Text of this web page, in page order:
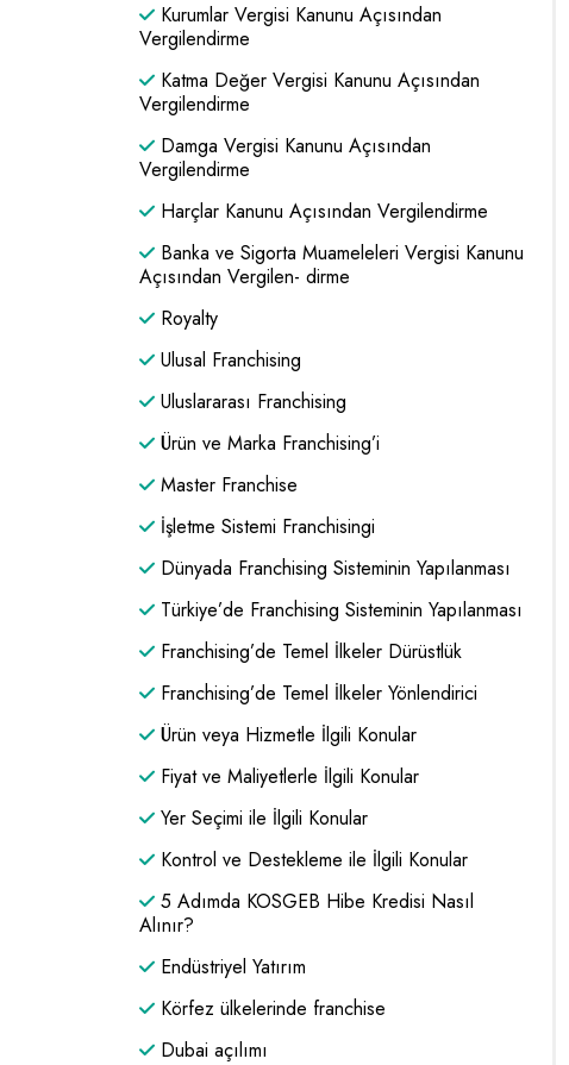
Kurumlar Vergisi Kanunu Açısından
Vergilendirme
Katma Değer Vergisi Kanunu Açısından
Vergilendirme
Damga Vergisi Kanunu Açısından
Vergilendirme
Harçlar Kanunu Açısından Vergilendirme
Banka ve Sigorta Muameleleri Vergisi Kanunu
Açısından Vergilen- dirme
Royalty
Ulusal Franchising
Uluslararası Franchising
Ürün ve Marka Franchising’i
Master Franchise
İşletme Sistemi Franchisingi
Dünyada Franchising Sisteminin Yapılanması
Türkiye’de Franchising Sisteminin Yapılanması
Franchising’de Temel İlkeler Dürüstlük
Franchising’de Temel İlkeler Yönlendirici
Ürün veya Hizmetle İlgili Konular
Fiyat ve Maliyetlerle İlgili Konular
Yer Seçimi ile İlgili Konular
Kontrol ve Destekleme ile İlgili Konular
5 Adımda KOSGEB Hibe Kredisi Nasıl
Alınır?
Endüstriyel Yatırım
Körfez ülkelerinde franchise
Dubai açılımı